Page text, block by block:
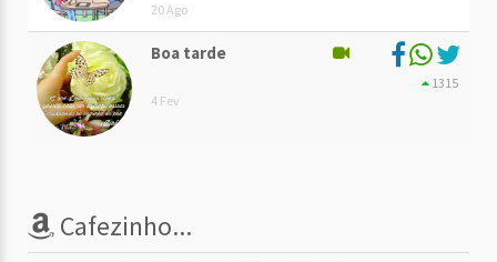
20 Ago
Boa tarde
4 Fev
1315
Cafezinho...